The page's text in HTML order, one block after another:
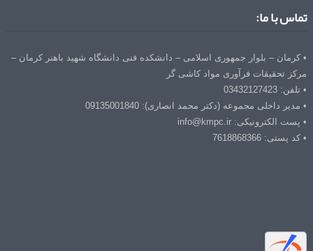
تماس با ما:
• کرمان – بلوار جمهوری اسلامی – دانشکده فنی دانشگاه شهید باهنر کرمان –
مرکز تحقیقات فرآوری مواد کاشی گر
• تلفن: 03432127423
• مدیر داخلی مجموعه (دکتر محمد انصاری): 09135001840
• پست الکترونیکی: info@kmpc.ir
• کد پستی: 7618868366